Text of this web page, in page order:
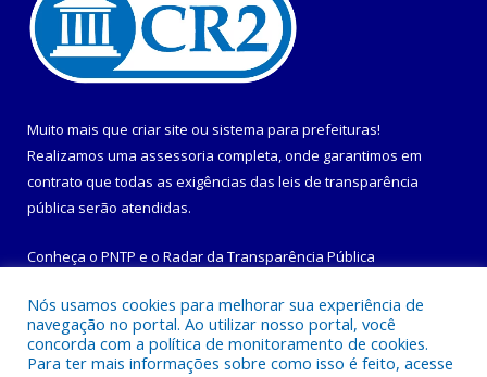
Muito mais que criar site ou sistema para prefeituras!
Realizamos uma assessoria completa, onde garantimos em
contrato que todas as exigências das leis de transparência
pública serão atendidas.
Conheça o PNTP e o Radar da Transparência Pública
Todos os direitos reservados a Prefeitura Municipal de
Nós usamos cookies para melhorar sua experiência de
navegação no portal. Ao utilizar nosso portal, você
concorda com a política de monitoramento de cookies.
Para ter mais informações sobre como isso é feito, acesse